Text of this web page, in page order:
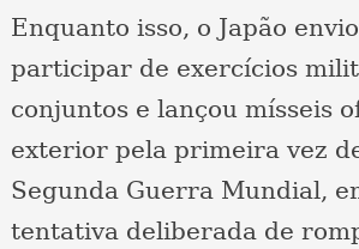
Enquanto isso, o Japão
participar de exercícios
conjuntos e lançou mísseis
exterior pela primeira vez
Segunda Guerra Mundial,
tentativa deliberada de